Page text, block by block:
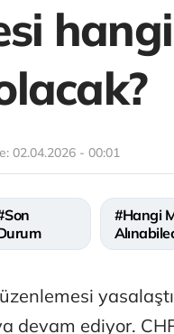
02.04.2026 - 00:01
#Hangi
devam ediyor.